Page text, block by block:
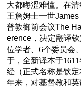
大都晦涩难懂。在
王詹姆士一世James I
普敦御前会议The
erence ，决定翻译
位学者、6个委员会
于，全新译本于
经（正式名称是钦
年来，对基督教和